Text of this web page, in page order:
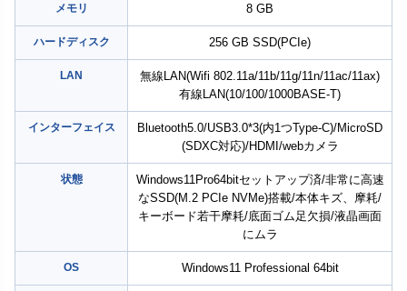
メモリ 8 GB
ハードディスク 256 GB SSD(PCIe)
LAN
無線LAN(Wifi 802.11a/11b/11g/11n/11ac/11ax)
有線LAN(10/100/1000BASE-T)
インターフェイス
Bluetooth5.0/USB3.0*3(内1つType-C)/MicroSD
(SDXC対応)/HDMI/webカメラ
状態
Windows11Pro64bitセットアップ済/非常に高速
なSSD(M.2 PCIe NVMe)搭載/本体キズ、摩耗/
キーボード若干摩耗/底面ゴム足欠損/液晶画面
にムラ
OS Windows11 Professional 64bit